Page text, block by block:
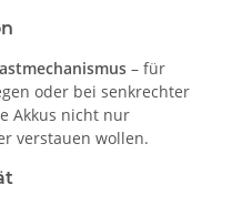
– für
oder bei senkrechter
Akkus nicht nur
verstauen wollen.